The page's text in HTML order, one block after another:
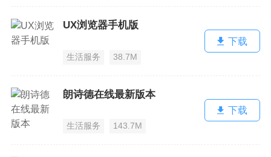
UX浏览器手机版
生活服务 38.7M
下载
朗诗德在线最新版本
生活服务 143.7M
下载